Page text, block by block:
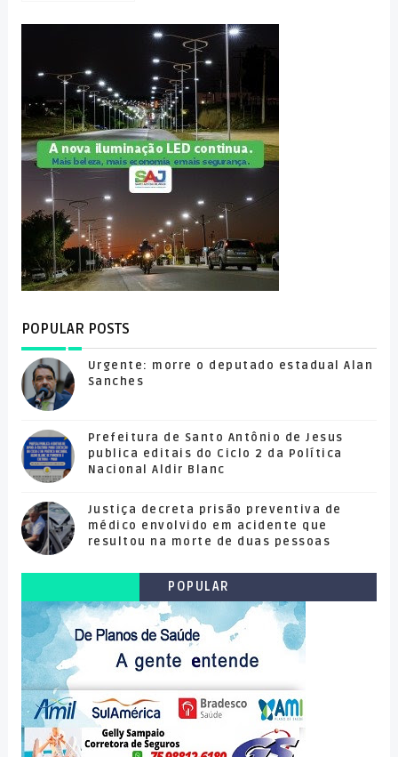
POPULAR POSTS
Urgente: morre o deputado estadual Alan
Sanches
Prefeitura de Santo Antônio de Jesus
publica editais do Ciclo 2 da Política
Nacional Aldir Blanc
Justiça decreta prisão preventiva de
médico envolvido em acidente que
resultou na morte de duas pessoas
POPULAR